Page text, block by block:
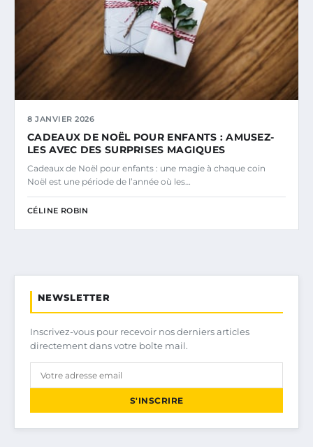
8 JANVIER 2026
CADEAUX DE NOËL POUR ENFANTS : AMUSEZ-
LES AVEC DES SURPRISES MAGIQUES
Cadeaux de Noël pour enfants : une magie à chaque coin
Noël est une période de l’année où les…
CÉLINE ROBIN
NEWSLETTER
Inscrivez-vous pour recevoir nos derniers articles
directement dans votre boîte mail.
S'INSCRIRE